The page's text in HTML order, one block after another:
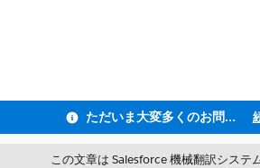
ただいま大変多くのお問い合わせをいただいており、ご連絡までにお時間を頂戴しております
この文章は Salesforce 機械翻訳システ